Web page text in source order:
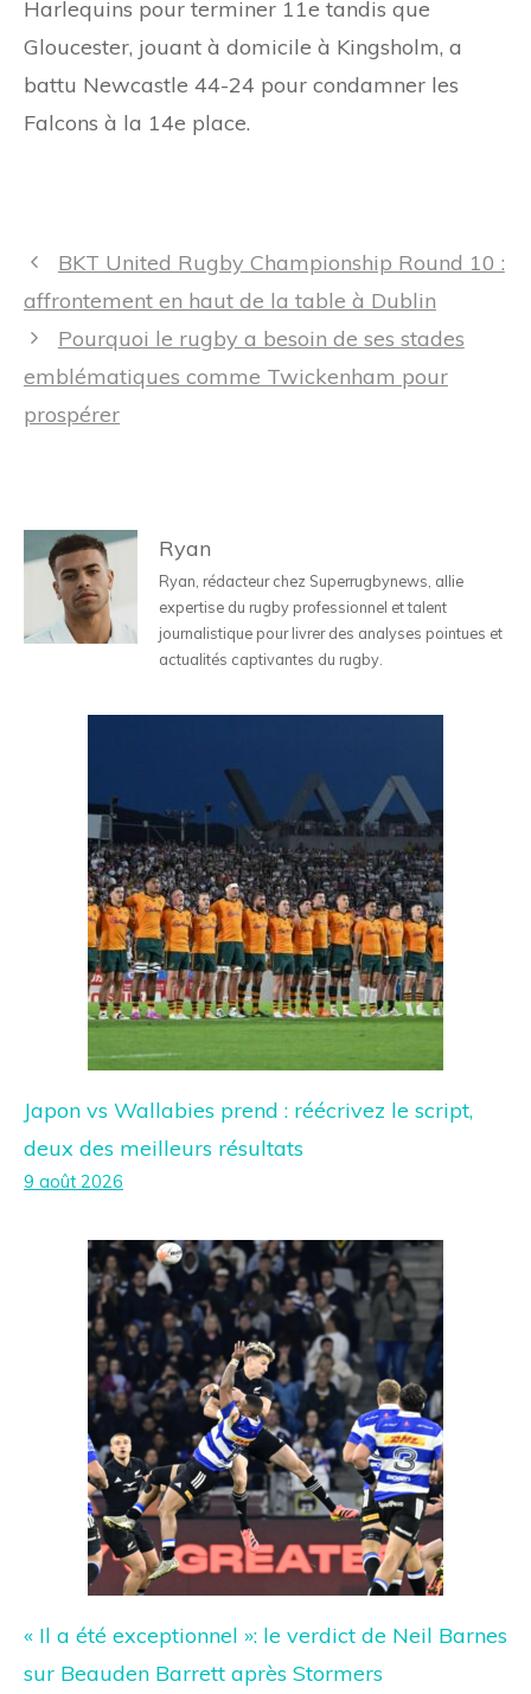
Harlequins pour terminer 11e tandis que
Gloucester, jouant à domicile à Kingsholm, a
battu Newcastle 44-24 pour condamner les
Falcons à la 14e place.
Navigation
des
BKT United Rugby Championship Round 10 :
affrontement en haut de la table à Dublin
Pourquoi le rugby a besoin de ses stades
emblématiques comme Twickenham pour
prospérer
Ryan
Ryan, rédacteur chez Superrugbynews, allie
expertise du rugby professionnel et talent
journalistique pour livrer des analyses pointues et
actualités captivantes du rugby.
Japon vs Wallabies prend : réécrivez le script,
deux des meilleurs résultats
9 août 2026
« Il a été exceptionnel »: le verdict de Neil Barnes
sur Beauden Barrett après Stormers